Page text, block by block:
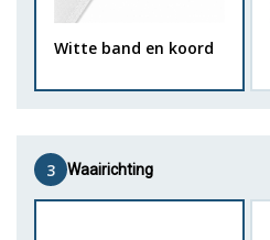
Witte band en koord
3 Waairichting